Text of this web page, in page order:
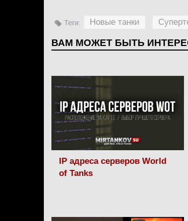
Новые танки
ВАМ МОЖЕТ БЫТЬ
IP адреса серверов World
of Tanks